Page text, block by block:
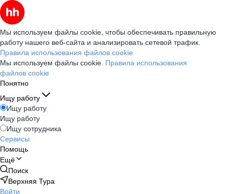
Мы используем файлы cookie, чтобы обеспечивать правильную
работу нашего веб-сайта и анализировать сетевой трафик.
Правила использования файлов cookie
Мы используем файлы cookie. Правила использования
файлов cookie
Понятно
Ищу работу
Ищу работу
Ищу работу
Ищу сотрудника
Сервисы
Помощь
Ещё
Поиск
Верхняя Тура
Войти